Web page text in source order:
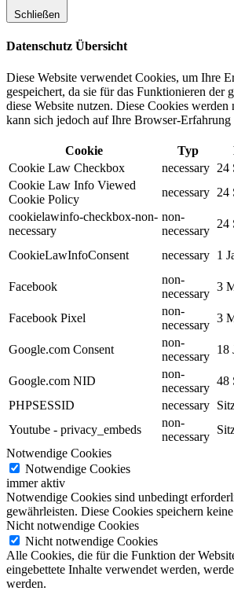
Schließen
Datenschutz Übersicht
Diese Website verwendet Cookies, um Ihre
gespeichert, da sie für das Funktionieren
diese Website nutzen. Diese Cookies
kann sich jedoch auf Ihre Browser-Erfahrung
Cookie Typ
Cookie Law Checkbox
necessary 24
Cookie Law Info Viewed
Cookie Policy
necessary 24
cookielawinfo-checkbox-non-
necessary
non-
necessary
24
CookieLawInfoConsent
necessary 1
Facebook
non-
necessary
3
Facebook Pixel
non-
necessary
3
Google.com Consent
non-
necessary
18
Google.com NID
non-
necessary
48
PHPSESSID
necessary
Youtube - privacy_embeds
non-
necessary
Notwendige Cookies
Notwendige Cookies
immer aktiv
Notwendige Cookies sind unbedingt
gewährleisten. Diese Cookies speichern
Nicht notwendige Cookies
Nicht notwendige Cookies
Alle Cookies, die für die Funktion der
eingebettete Inhalte verwendet werden,
werden.